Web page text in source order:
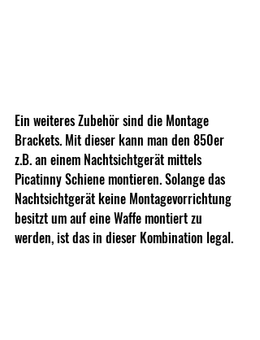
Ein weiteres Zubehör sind die Montage
Brackets. Mit dieser kann man den 850er
z.B. an einem Nachtsichtgerät mittels
Picatinny Schiene montieren. Solange das
Nachtsichtgerät keine Montagevorrichtung
besitzt um auf eine Waffe montiert zu
werden, ist das in dieser Kombination legal.